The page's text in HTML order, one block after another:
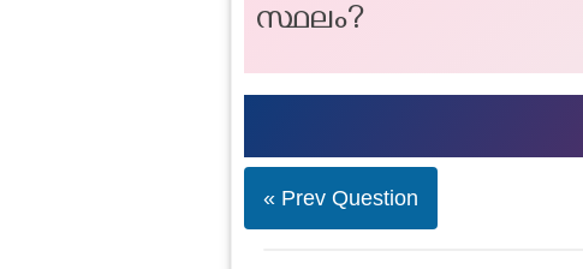
സ്ഥലം?
« Prev Question